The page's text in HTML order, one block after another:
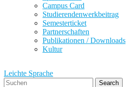
Campus Card
Studierendenwerkbeitrag
Semesterticket
Partnerschaften
Publikationen / Downloads
Kultur
Leichte Sprache
Search